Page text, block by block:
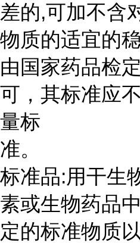
差的,可加不含
物质的适宜的
由国家药品检
可，其标准应
量标
准。
标准品:用干生
素或生物药品
定的标准物质